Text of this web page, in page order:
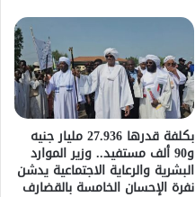
​بكلفة قدرها 27.936 مليار جنيه
و90 ألف مستفيد.. وزير الموارد
البشرية والرعاية الاجتماعية يدشن
نفرة الإحسان الخامسة بالقضارف